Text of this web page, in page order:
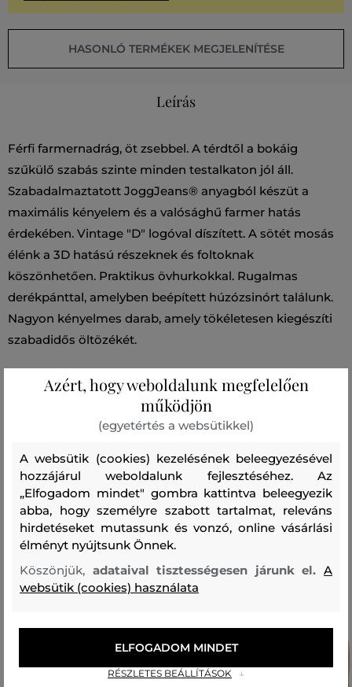
HASONLÓ TERMÉKEK MEGJELENÍTÉSE
Leírás
Férfi farmernadrág, öt zsebbel. A térdtől a bokáig
szűkülő szabás szinte minden testalkaton jól áll.
Szabadalmaztatott JoggJeans® anyagból készüt a
maximális kényelem és a valósághű farmer hatás
érdekében. Vintage "D" logóval díszített. A sötét mosás
élénk a 3D hatású részeknek és foltoknak
köszönhetően. Praktikus övhurkokkal. Rugalmas
derékpánttal, amelyben beépített húzózsinórt találunk.
Nagyon kényelmes darab, amely tökéletesen kiegészíti
szabadidős öltözékét.
Szabás/Típus TAPERED Szezon: SS23
Termék kódja
KROOLEY_068DV-323-DA-01
Összetétel
felső anyag
52 %
PAMUT
45 % 3 %
Ajánlott termékek
Azért, hogy weboldalunk megfelelően
működjön
(egyetértés a websütikkel)
A websütik (cookies) kezelésének beleegyezésével
hozzájárul weboldalunk fejlesztéséhez. Az
„Elfogadom mindet" gombra kattintva beleegyezik
abba, hogy személyre szabott tartalmat, releváns
hirdetéseket mutassunk és vonzó, online vásárlási
élményt nyújtsunk Önnek.
Köszönjük, adataival tisztességesen járunk el.A
websütik (cookies) használata
RÉSZLETES BEÁLLÍTÁSOK
ELFOGADOM MINDET